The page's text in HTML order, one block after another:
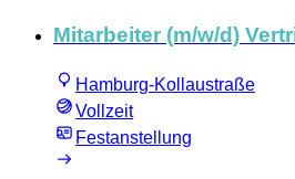
Mitarbeiter (m/w/d)
Hamburg-Kollaustraße
Vollzeit
Festanstellung